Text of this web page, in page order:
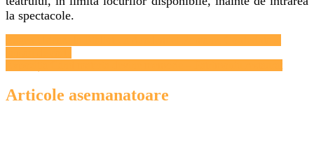
la spectacole.
Navigare
în
Articole asemanatoare